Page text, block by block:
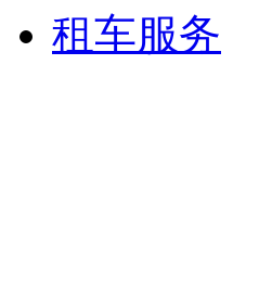
租车服务